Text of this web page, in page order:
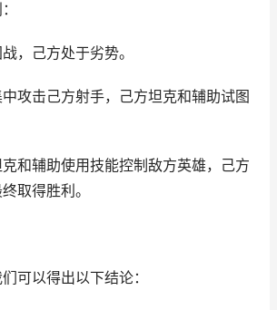
，己方处于劣势。
攻击己方射手，己方坦克和辅助试图
和辅助使用技能控制敌方英雄，己方
取得胜利。
可以得出以下结论：